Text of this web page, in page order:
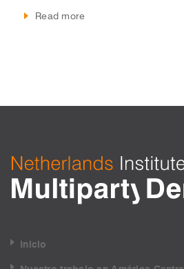
Read more
Inicio